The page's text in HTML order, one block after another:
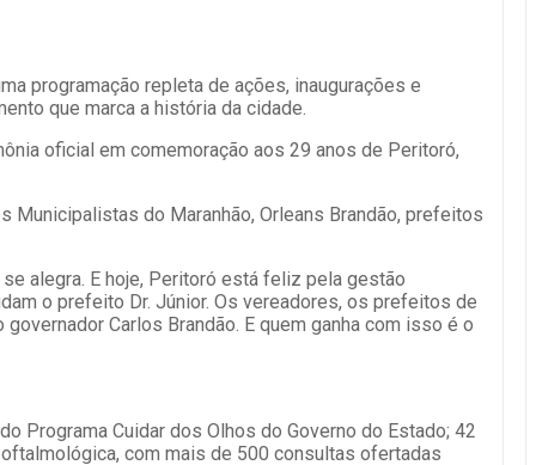
programação repleta de ações, inaugurações e
que marca a história da cidade.
oficial em comemoração aos 29 anos de Peritoró,
Municipalistas do Maranhão, Orleans Brandão, prefeitos
alegra. E hoje, Peritoró está feliz pela gestão
o prefeito Dr. Júnior. Os vereadores, os prefeitos de
Carlos Brandão. E quem ganha com isso é o
Programa Cuidar dos Olhos do Governo do Estado; 42
com mais de 500 consultas ofertadas